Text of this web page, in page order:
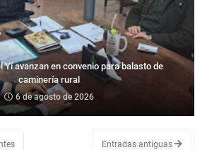
Yí avanzan en convenio para balasto de
caminería rural
6 de agosto de 2026
Entradas antiguas